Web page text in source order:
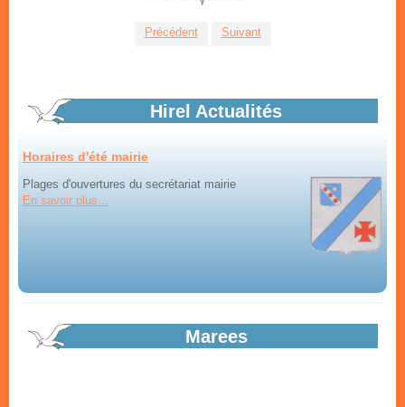
Précédent Suivant
Hirel Actualités
Plages d'ouvertures du secrétariat mairie
d'aménagement par Saint-Malo Agglomération...
En savoir plus...
Marees